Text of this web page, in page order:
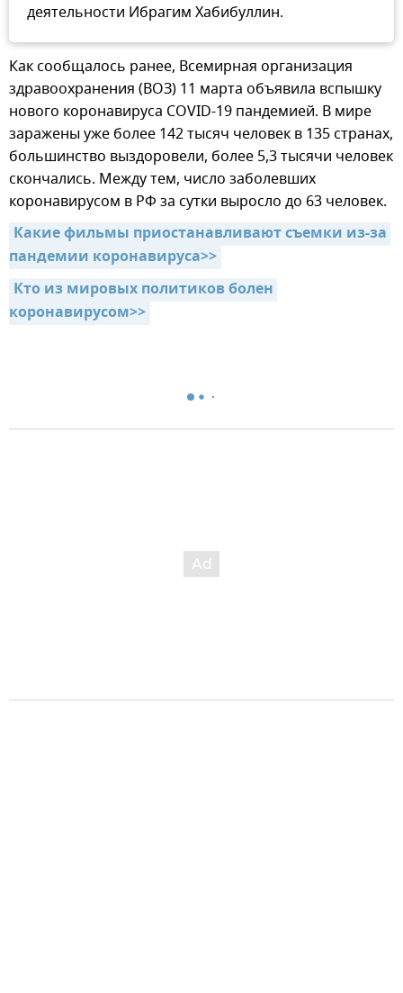
деятельности Ибрагим Хабибуллин.
Как сообщалось ранее, Всемирная организация
здравоохранения (ВОЗ) 11 марта объявила вспышку
нового коронавируса COVID-19 пандемией. В мире
заражены уже более 142 тысяч человек в 135 странах,
большинство выздоровели, более 5,3 тысячи человек
скончались. Между тем, число заболевших
коронавирусом в РФ за сутки выросло до 63 человек.
Какие фильмы приостанавливают съемки из-за
пандемии коронавируса>>
Кто из мировых политиков болен
коронавирусом>>